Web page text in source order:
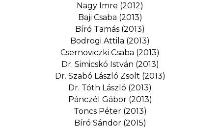
Nagy Imre (2012)
Baji Csaba (2013)
Bíró Tamás (2013)
Bodrogi Attila (2013)
Csernoviczki Csaba (2013)
Dr. Simicskó István (2013)
Dr. Szabó László Zsolt (2013)
Dr. Tóth László (2013)
Pánczél Gábor (2013)
Toncs Péter (2013)
Bíró Sándor (2015)